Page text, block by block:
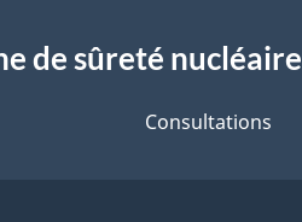
de sûreté nucléaire
Consultations